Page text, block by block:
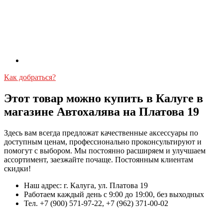
Как добраться?
Этот товар можно купить в Калуге в
магазине Автохалява на Платова 19
Здесь вам всегда предложат качественные аксессуары по
доступным ценам, профессионально проконсультируют и
помогут с выбором. Мы постоянно расширяем и улучшаем
ассортимент, заезжайте почаще. Постоянным клиентам
скидки!
Наш адрес: г. Калуга, ул. Платова 19
Работаем каждый день с 9:00 до 19:00, без выходных
Тел. +7 (900) 571-97-22, +7 (962) 371-00-02